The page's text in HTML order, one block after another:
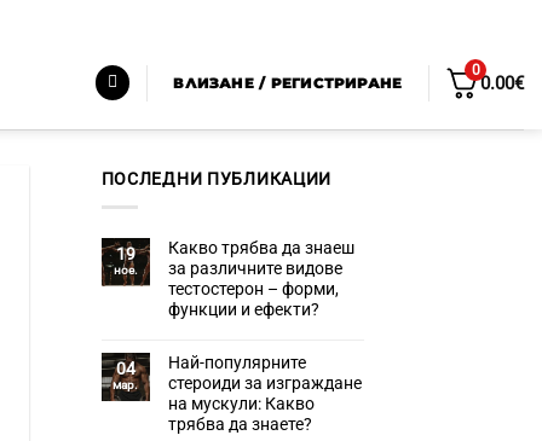
ВЛИЗАНЕ / РЕГИСТРИРАНЕ
0
0.00€
ПОСЛЕДНИ ПУБЛИКАЦИИ
19
ное.
Какво трябва да знаеш
за различните видове
тестостерон – форми,
функции и ефекти?
за
трябва
да
знаеш
за
04
мар.
Най-популярните
стероиди за изграждане
на мускули: Какво
трябва да знаете?